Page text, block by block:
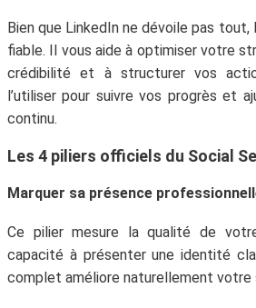
Bien que LinkedIn ne dévoile pas
fiable. Il vous aide à optimiser votre
crédibilité et à structurer vos
l’utiliser pour suivre vos progrès et
continu.
Les 4 piliers officiels du Social
Marquer sa présence
Ce pilier mesure la qualité de
capacité à présenter une identité
complet améliore naturellement votre